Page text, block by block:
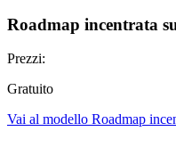
Roadmap incentrata
Prezzi:
Gratuito
Vai al modello Roadmap